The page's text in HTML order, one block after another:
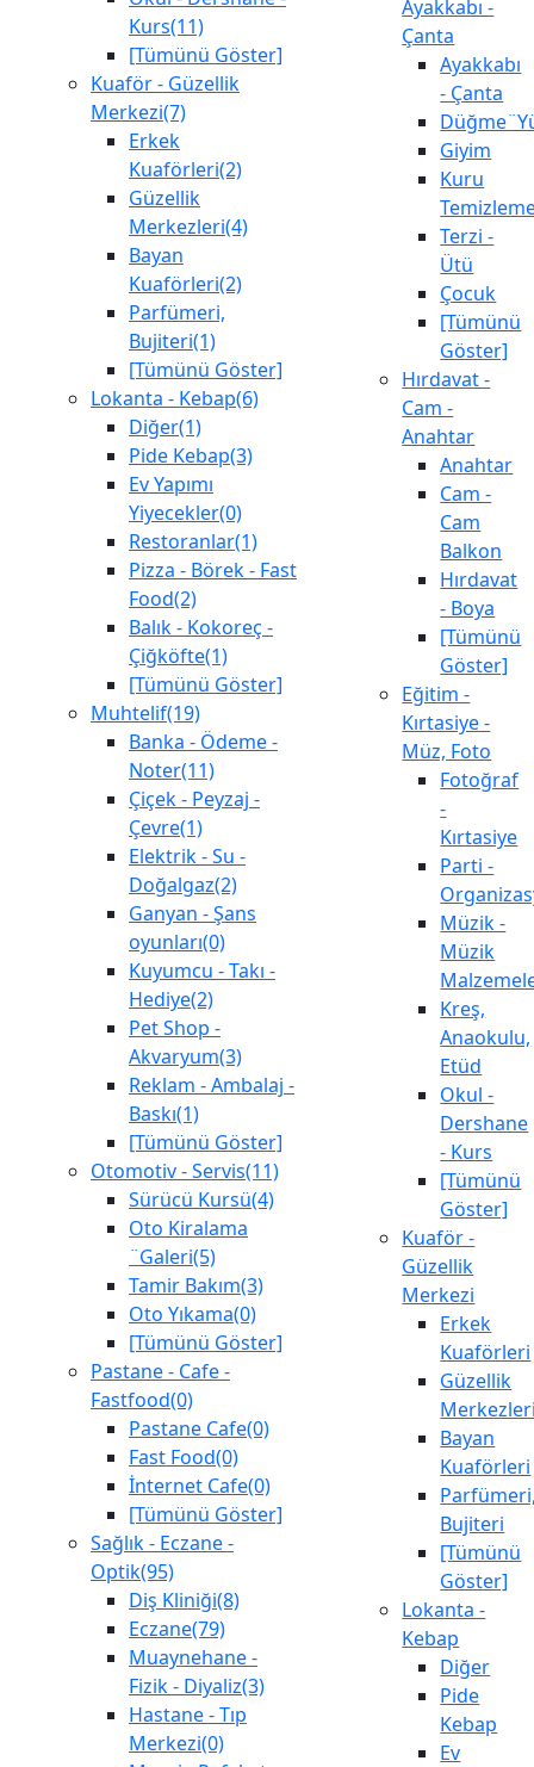
Kurs(11)
[Tümünü Göster]
Kuaför - Güzellik
Merkezi(7)
Erkek
Kuaförleri(2)
Güzellik
Merkezleri(4)
Bayan
Kuaförleri(2)
Parfümeri,
Bujiteri(1)
[Tümünü Göster]
Lokanta - Kebap(6)
Diğer(1)
Pide Kebap(3)
Ev Yapımı
Yiyecekler(0)
Restoranlar(1)
Pizza - Börek - Fast
Food(2)
Balık - Kokoreç -
Çiğköfte(1)
[Tümünü Göster]
Muhtelif(19)
Banka - Ödeme -
Noter(11)
Çiçek - Peyzaj -
Çevre(1)
Elektrik - Su -
Doğalgaz(2)
Ganyan - Şans
oyunları(0)
Kuyumcu - Takı -
Hediye(2)
Pet Shop -
Akvaryum(3)
Reklam - Ambalaj -
Baskı(1)
[Tümünü Göster]
Otomotiv - Servis(11)
Sürücü Kursü(4)
Oto Kiralama
¨Galeri(5)
Tamir Bakım(3)
Oto Yıkama(0)
[Tümünü Göster]
Pastane - Cafe -
Fastfood(0)
Pastane Cafe(0)
Fast Food(0)
İnternet Cafe(0)
[Tümünü Göster]
Sağlık - Eczane -
Optik(95)
Diş Kliniği(8)
Eczane(79)
Muaynehane -
Fizik - Diyaliz(3)
Hastane - Tıp
Merkezi(0)
Ayakkabı -
Çanta
Ayakkabı
- Çanta
Giyim
Kuru
Terzi -
Ütü
Çocuk
[Tümünü
Göster]
Hırdavat -
Cam -
Anahtar
Anahtar
Cam -
Cam
Balkon
Hırdavat
- Boya
[Tümünü
Göster]
Eğitim -
Kırtasiye -
Müz, Foto
Fotoğraf
-
Kırtasiye
Parti -
Müzik -
Müzik
Kreş,
Anaokulu,
Etüd
Okul -
Dershane
- Kurs
[Tümünü
Göster]
Kuaför -
Güzellik
Merkezi
Erkek
Kuaförleri
Güzellik
Bayan
Kuaförleri
Bujiteri
[Tümünü
Göster]
Lokanta -
Kebap
Diğer
Pide
Kebap
Ev